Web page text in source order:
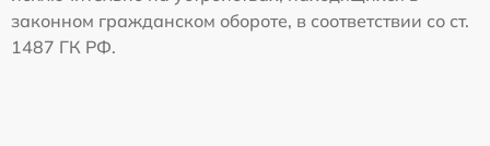
законном гражданском обороте, в соответствии со ст.
1487 ГК РФ.